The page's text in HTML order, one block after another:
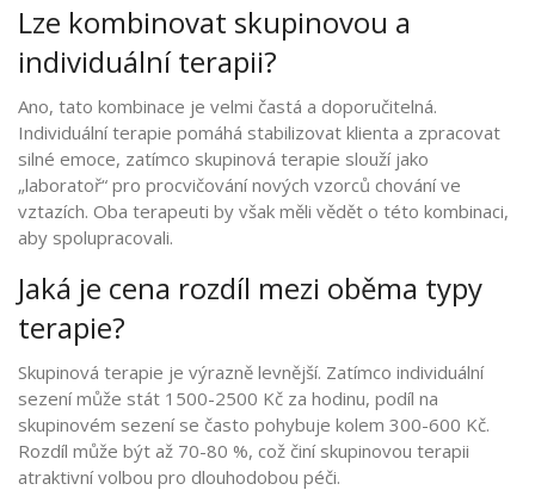
Lze kombinovat skupinovou a
individuální terapii?
Ano, tato kombinace je velmi častá a doporučitelná.
Individuální terapie pomáhá stabilizovat klienta a zpracovat
silné emoce, zatímco skupinová terapie slouží jako
„laboratoř“ pro procvičování nových vzorců chování ve
vztazích. Oba terapeuti by však měli vědět o této kombinaci,
aby spolupracovali.
Jaká je cena rozdíl mezi oběma typy
terapie?
Skupinová terapie je výrazně levnější. Zatímco individuální
sezení může stát 1500-2500 Kč za hodinu, podíl na
skupinovém sezení se často pohybuje kolem 300-600 Kč.
Rozdíl může být až 70-80 %, což činí skupinovou terapii
atraktivní volbou pro dlouhodobou péči.